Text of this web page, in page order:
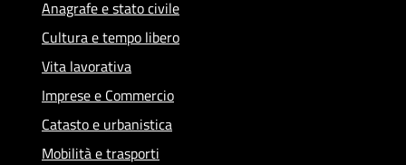
Anagrafe e stato civile
Cultura e tempo libero
Vita lavorativa
Imprese e Commercio
Catasto e urbanistica
Mobilità e trasporti